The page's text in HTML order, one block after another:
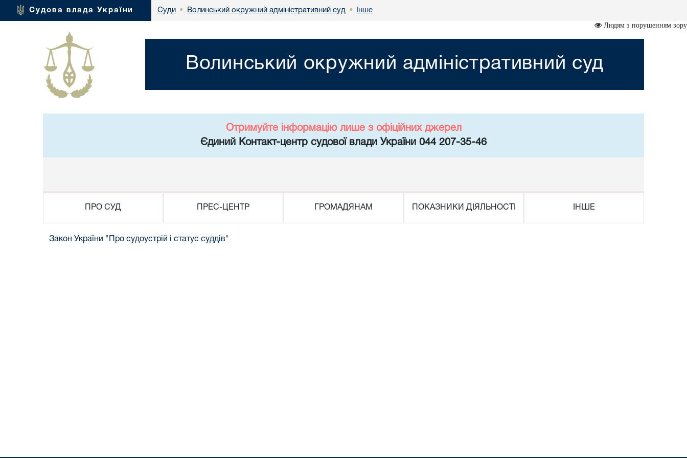
Судова влада України Суди • Волинський окружний адміністративний суд • Інше
Людям з порушенням зору
Волинський окружний адміністративний суд
Отримуйте інформацію лише з офіційних джерел
Єдиний Контакт-центр судової влади України 044 207-35-46
ПРО СУД ПРЕС-ЦЕНТР ГРОМАДЯНАМ ПОКАЗНИКИ ДІЯЛЬНОСТІ ІНШЕ
Закон України "Про судоустрій і статус суддів"